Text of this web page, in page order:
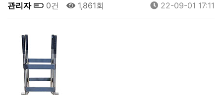
관리자 0건 1,861회 22-09-01 17:11